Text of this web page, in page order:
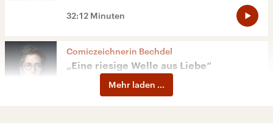
32:12 Minuten
Comiczeichnerin Bechdel
„Eine riesige Welle aus Liebe“
Mehr laden ...